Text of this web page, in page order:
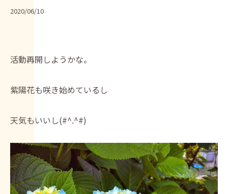
2020/06/10
活動再開しようかな。
紫陽花も咲き始めているし
天気もいいし(#^.^#)